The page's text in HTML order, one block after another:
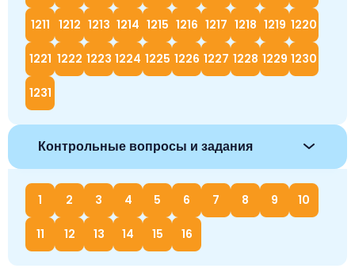
1211 1212 1213 1214 1215 1216 1217 1218 1219 1220
1221 1222 1223 1224 1225 1226 1227 1228 1229 1230
1231
Контрольные вопросы и задания
1 2 3 4 5 6 7 8 9 10
11 12 13 14 15 16